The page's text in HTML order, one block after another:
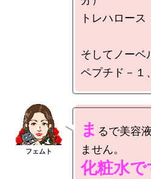
トレハロー
そしてノーベ
ま るで美容
化粧水で